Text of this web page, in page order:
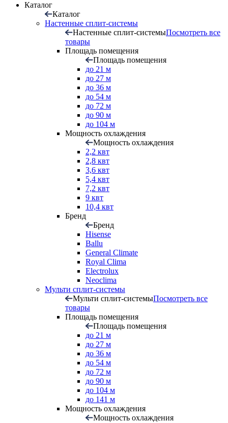
Каталог
Каталог
Настенные сплит-системы
Настенные сплит-системыПосмотреть все
товары
Площадь помещения
Площадь помещения
до 21 м
до 27 м
до 36 м
до 54 м
до 72 м
до 90 м
до 104 м
Мощность охлаждения
Мощность охлаждения
2,2 квт
2,8 квт
3,6 квт
5,4 квт
7,2 квт
9 квт
10,4 квт
Бренд
Бренд
Hisense
Ballu
General Climate
Royal Clima
Electrolux
Neoclima
Мульти сплит-системы
Мульти сплит-системыПосмотреть все
товары
Площадь помещения
Площадь помещения
до 21 м
до 27 м
до 36 м
до 54 м
до 72 м
до 90 м
до 104 м
до 141 м
Мощность охлаждения
Мощность охлаждения